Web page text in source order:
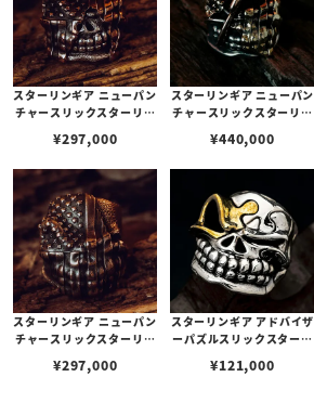
スターリンギア ニューパン
チャースリックスターリン
パーアメリカンフラッグ/
3) 【リングサイズUS10.5
(日本サイズ約23号)】
¥297,000
スターリンギア ニューパン
チャースリックスターリン
ラスアメリカンフラッグ/
ングサイズUS9.5(日本サ
イズ約20号)】
¥440,000
スターリンギア ニューパン
チャースリックスターリン
パーアメリカンフラッグ/
¥297,000
スターリンギア アドバイザ
ーパズルスリックスターリ
¥121,000